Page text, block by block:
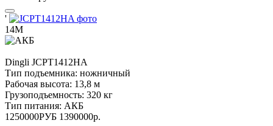
'
14М
Dingli JCPT1412HA
Тип подъемника: ножничный
Рабочая высота: 13,8 м
Грузоподъемность: 320 кг
Тип питания: АКБ
1250000РУБ 1390000р.